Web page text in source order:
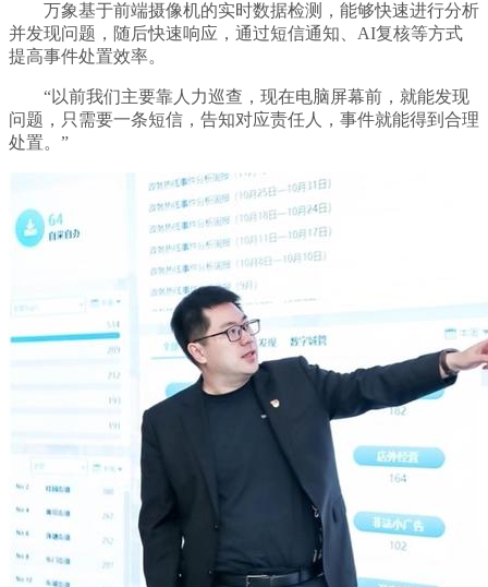
万象基于前端摄像机的实时数据检测，能够快速进行分析
并发现问题，随后快速响应，通过短信通知、AI复核等方式
提高事件处置效率。
“以前我们主要靠人力巡查，现在电脑屏幕前，就能发现
问题，只需要一条短信，告知对应责任人，事件就能得到合理
处置。”